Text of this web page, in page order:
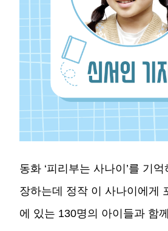
동화 ‘피리부는 사나이’를 기
장하는데 정작 이 사나이에게
에 있는 130명의 아이들과 함